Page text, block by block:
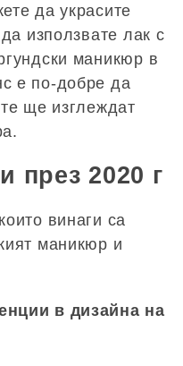
да украсите
използвате лак с
маникюр в
е по-добре да
ще изглеждат
през 2020 г
винаги са
маникюр и
в дизайна на